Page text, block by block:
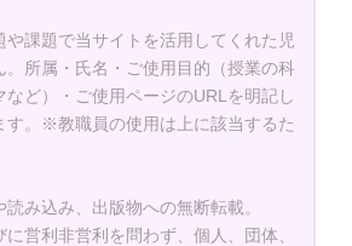
や課題で当サイトを活用してくれた児
。所属・氏名・ご使用目的（授業の科
など）・ご使用ページのURLを明記し
す。※教職員の使用は上に該当するた
読み込み、出版物への無断転載。
に営利非営利を問わず、個人、団体、